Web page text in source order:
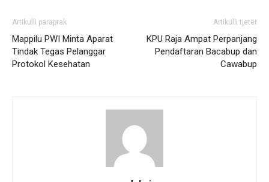
Artikulli paraprak
Mappilu PWI Minta Aparat
Tindak Tegas Pelanggar
Protokol Kesehatan
Artikulli tjetër
KPU Raja Ampat Perpanjang
Pendaftaran Bacabup dan
Cawabup